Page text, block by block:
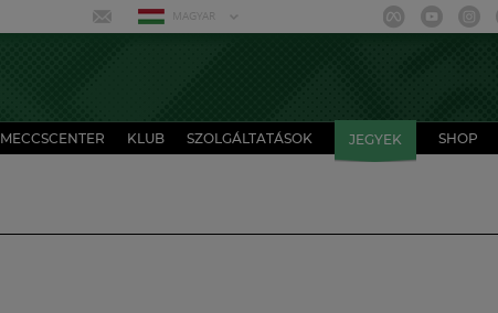
MAGYAR
MECCSCENTER KLUB SZOLGÁLTATÁSOK JEGYEK SHOP